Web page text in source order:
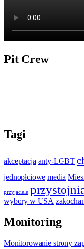
Pit Crew
Tagi
akceptacja anty-LGBT
jednopłciowe media
przyjaciele
wybory w USA
Monitoring
Monitorowanie strony